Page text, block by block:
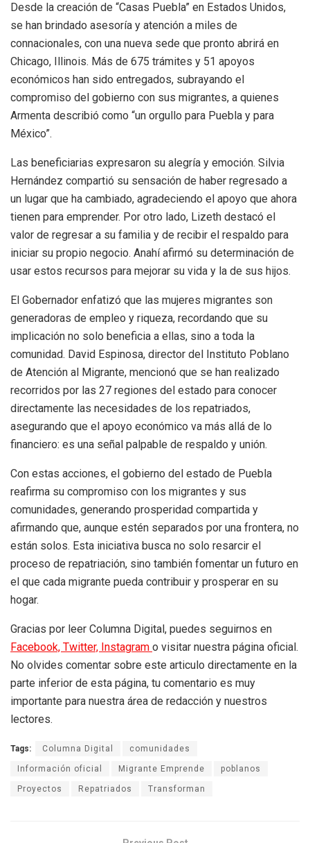
Desde la creación de “Casas Puebla” en Estados Unidos,
se han brindado asesoría y atención a miles de
connacionales, con una nueva sede que pronto abrirá en
Chicago, Illinois. Más de 675 trámites y 51 apoyos
económicos han sido entregados, subrayando el
compromiso del gobierno con sus migrantes, a quienes
Armenta describió como “un orgullo para Puebla y para
México”.
Las beneficiarias expresaron su alegría y emoción. Silvia
Hernández compartió su sensación de haber regresado a
un lugar que ha cambiado, agradeciendo el apoyo que ahora
tienen para emprender. Por otro lado, Lizeth destacó el
valor de regresar a su familia y de recibir el respaldo para
iniciar su propio negocio. Anahí afirmó su determinación de
usar estos recursos para mejorar su vida y la de sus hijos.
El Gobernador enfatizó que las mujeres migrantes son
generadoras de empleo y riqueza, recordando que su
implicación no solo beneficia a ellas, sino a toda la
comunidad. David Espinosa, director del Instituto Poblano
de Atención al Migrante, mencionó que se han realizado
recorridos por las 27 regiones del estado para conocer
directamente las necesidades de los repatriados,
asegurando que el apoyo económico va más allá de lo
financiero: es una señal palpable de respaldo y unión.
Con estas acciones, el gobierno del estado de Puebla
reafirma su compromiso con los migrantes y sus
comunidades, generando prosperidad compartida y
afirmando que, aunque estén separados por una frontera, no
están solos. Esta iniciativa busca no solo resarcir el
proceso de repatriación, sino también fomentar un futuro en
el que cada migrante pueda contribuir y prosperar en su
hogar.
Gracias por leer Columna Digital, puedes seguirnos en
Facebook, Twitter, Instagram o visitar nuestra página oficial.
No olvides comentar sobre este articulo directamente en la
parte inferior de esta página, tu comentario es muy
importante para nuestra área de redacción y nuestros
lectores.
Tags: Columna Digital comunidades
Información oficial Migrante Emprende poblanos
Proyectos Repatriados Transforman